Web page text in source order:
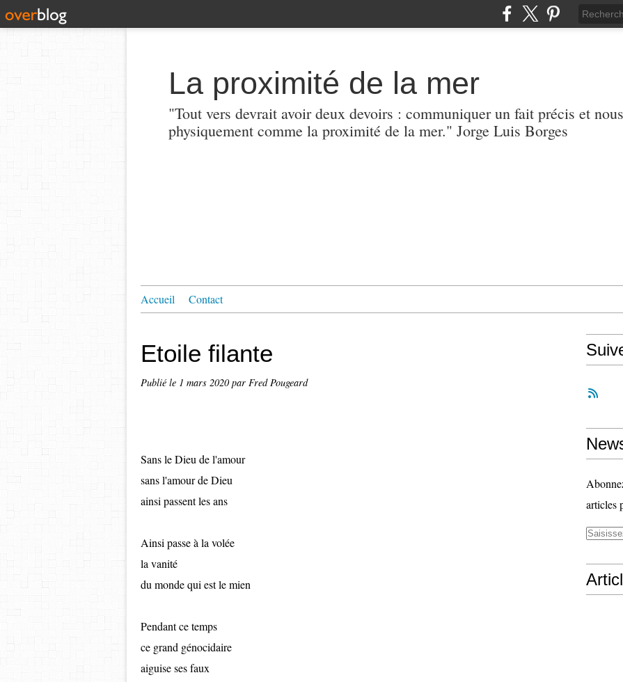
La proximité de la mer
"Tout vers devrait avoir deux devoirs : communiquer un fait précis et
physiquement comme la proximité de la mer." Jorge Luis Borges
Accueil Contact
Etoile filante
Publié le 1 mars 2020par Fred Pougeard
Sans le Dieu de l'amour
sans l'amour de Dieu
ainsi passent les ans
Ainsi passe à la volée
la vanité
du monde qui est le mien
Pendant ce temps
ce grand génocidaire
aiguise ses faux
articles